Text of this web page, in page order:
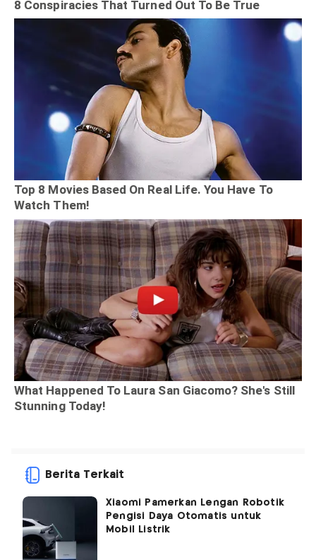
Berita Terkait
Xiaomi Pamerkan Lengan Robotik
Pengisi Daya Otomatis untuk
Mobil Listrik